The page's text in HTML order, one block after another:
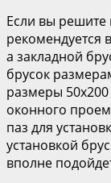
Если вы решите
рекомендуется
а закладной
брусок
размеры
оконного
паз для
установкой
вполне